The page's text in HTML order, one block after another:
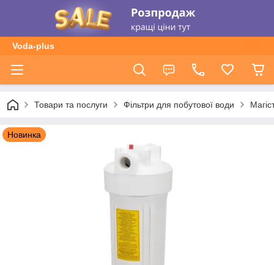
Voda-plus
Товари та послуги Фільтри для побутової води
Новинка